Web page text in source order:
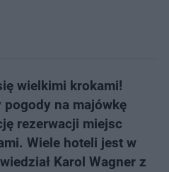
wielkimi krokami!
pogody na majówkę
rezerwacji miejsc
Wiele hoteli jest w
Karol Wagner z